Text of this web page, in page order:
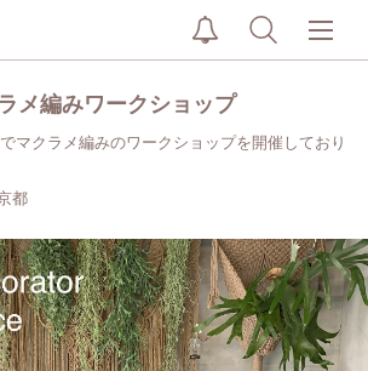
メ編みワークショップ
マクラメ編みのワークショップを開催しており
都